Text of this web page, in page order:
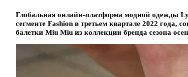
Глобальная онлайн-платформа модной одежды
сегменте Fashion в третьем квартале 2022 года,
балетки Miu Miu из коллекции бренда сезона